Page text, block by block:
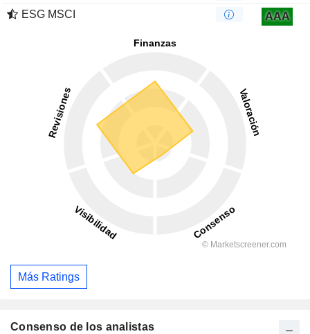
ESG MSCI
AAA
Más Ratings
Consenso de los analistas